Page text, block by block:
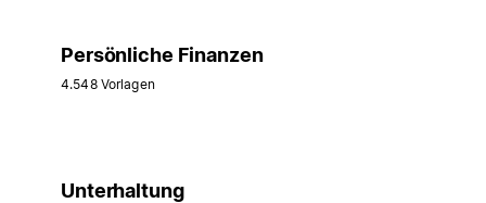
Persönliche Finanzen
4.548 Vorlagen
Unterhaltung